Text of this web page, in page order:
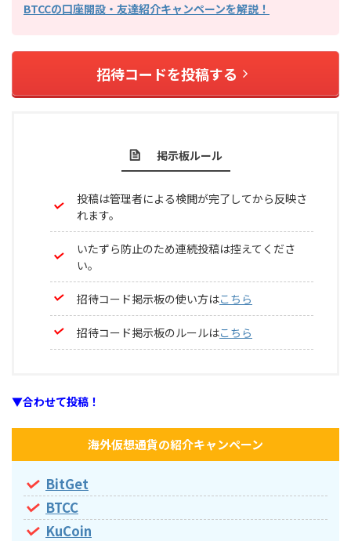
BTCCの口座開設・友達紹介キャンペーンを解説！
招待コードを投稿する
掲示板ルール
投稿は管理者による検閲が完了してから反映さ
れます。
いたずら防止のため連続投稿は控えてくださ
い。
招待コード掲示板の使い方はこちら
招待コード掲示板のルールはこちら
▼合わせて投稿！
海外仮想通貨の紹介キャンペーン
BitGet
BTCC
KuCoin